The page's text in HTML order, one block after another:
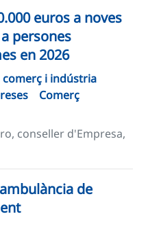
euros a noves
persones
en 2026
comerç i indústria
Comerç
conseller d'Empresa,
de